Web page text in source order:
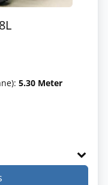
5.30 Meter